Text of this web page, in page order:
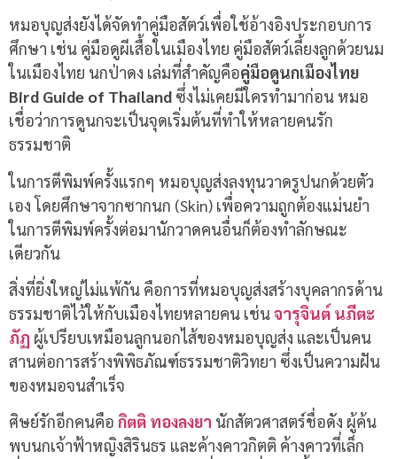
หมอบุญส่งยังได้จัดทำคู่มือสัตว์เพื่อใช้อ้างอิงประกอบการ
ศึกษา เช่น คู่มือดูผีเสื้อในเมืองไทย คู่มือสัตว์เลี้ยงลูกด้วยนม
ในเมืองไทย นกป่าดง เล่มที่สำคัญคือคู่มือดูนกเมืองไทย
Bird Guide of Thailand ซึ่งไม่เคยมีใครทำมาก่อน หมอ
เชื่อว่าการดูนกจะเป็นจุดเริ่มต้นที่ทำให้หลายคนรัก
ธรรมชาติ
ในการตีพิมพ์ครั้งแรกๆ หมอบุญส่งลงทุนวาดรูปนกด้วยตัว
เอง โดยศึกษาจากซากนก (Skin) เพื่อความถูกต้องแม่นยำ
ในการตีพิมพ์ครั้งต่อมานักวาดคนอื่นก็ต้องทำลักษณะ
เดียวกัน
สิ่งที่ยิ่งใหญ่ไม่แพ้กัน คือการที่หมอบุญส่งสร้างบุคลากรด้าน
ธรรมชาติไว้ให้กับเมืองไทยหลายคน เช่นจารุจินต์ นภีตะ
ภัฏ ผู้เปรียบเหมือนลูกนอกไส้ของหมอบุญส่ง และเป็นคน
สานต่อการสร้างพิพิธภัณฑ์ธรรมชาติวิทยา ซึ่งเป็นความฝัน
ของหมอจนสำเร็จ
ศิษย์รักอีกคนคือ กิตติ ทองลงยา นักสัตวศาสตร์ชื่อดัง ผู้ค้น
พบนกเจ้าฟ้าหญิงสิรินธร และค้างคาวกิตติ ค้างคาวที่เล็ก